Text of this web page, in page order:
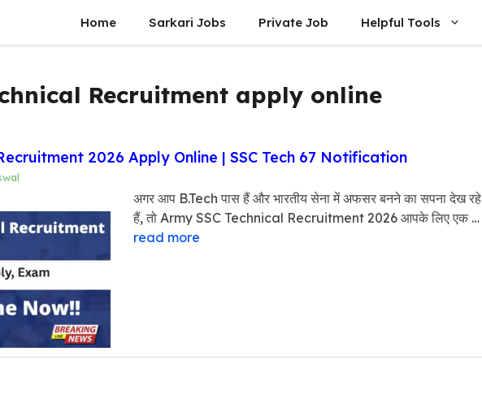
Home Sarkari Jobs Private Job Helpful Tools
Recruitment apply online
2026 Apply Online | SSC Tech 67 Notification
अगर आप B.Tech पास हैं और भारतीय सेना में अफसर बनने का सपना देख रहे
हैं, तो Army SSC Technical Recruitment 2026 आपके लिए एक …
read more